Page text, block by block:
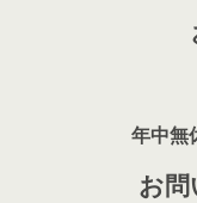
年中無
お